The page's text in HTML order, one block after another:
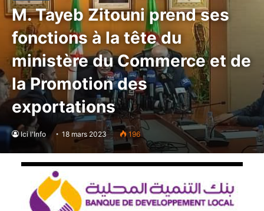
M. Tayeb Zitouni prend ses
fonctions à la tête du
ministère du Commerce et de
la Promotion des
exportations
Ici l'Info 18 mars 2023 196